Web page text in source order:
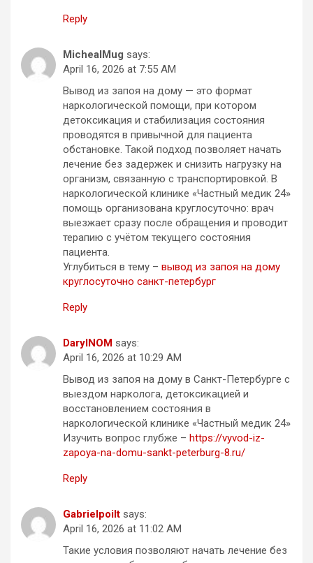
Reply
MichealMug says:
April 16, 2026 at 7:55 AM
Вывод из запоя на дому — это формат
наркологической помощи, при котором
детоксикация и стабилизация состояния
проводятся в привычной для пациента
обстановке. Такой подход позволяет начать
лечение без задержек и снизить нагрузку на
организм, связанную с транспортировкой. В
наркологической клинике «Частный медик 24»
помощь организована круглосуточно: врач
выезжает сразу после обращения и проводит
терапию с учётом текущего состояния
пациента.
Углубиться в тему – вывод из запоя на дому
круглосуточно санкт-петербург
Reply
DarylNOM says:
April 16, 2026 at 10:29 AM
Вывод из запоя на дому в Санкт-Петербурге с
выездом нарколога, детоксикацией и
восстановлением состояния в
наркологической клинике «Частный медик 24»
Изучить вопрос глубже – https://vyvod-iz-
zapoya-na-domu-sankt-peterburg-8.ru/
Reply
Gabrielpoilt says:
April 16, 2026 at 11:02 AM
Такие условия позволяют начать лечение без